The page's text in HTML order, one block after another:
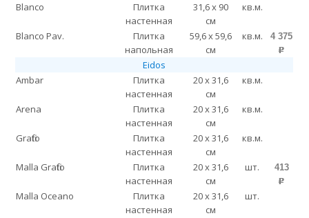
Blanco
Плитка
настенная
31,6 x 90
см
кв.м.
Blanco Pav.
Плитка
напольная
59,6 x 59,6
см
кв.м. 4 375
p
Eidos
Ambar
Плитка
настенная
20 x 31,6
см
кв.м.
Arena
Плитка
настенная
20 x 31,6
см
кв.м.
Grafito
Плитка
настенная
20 x 31,6
см
кв.м.
Malla Grafito
Плитка
настенная
20 x 31,6
см
шт. 413
p
Malla Oceano
Плитка
настенная
20 x 31,6
см
шт.